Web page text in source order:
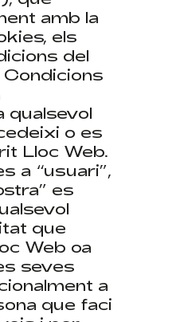
amb la
els
del
Condicions
qualsevol
o es
Lloc Web.
a “usuari”,
es
que
Web oa
seves
a
que faci